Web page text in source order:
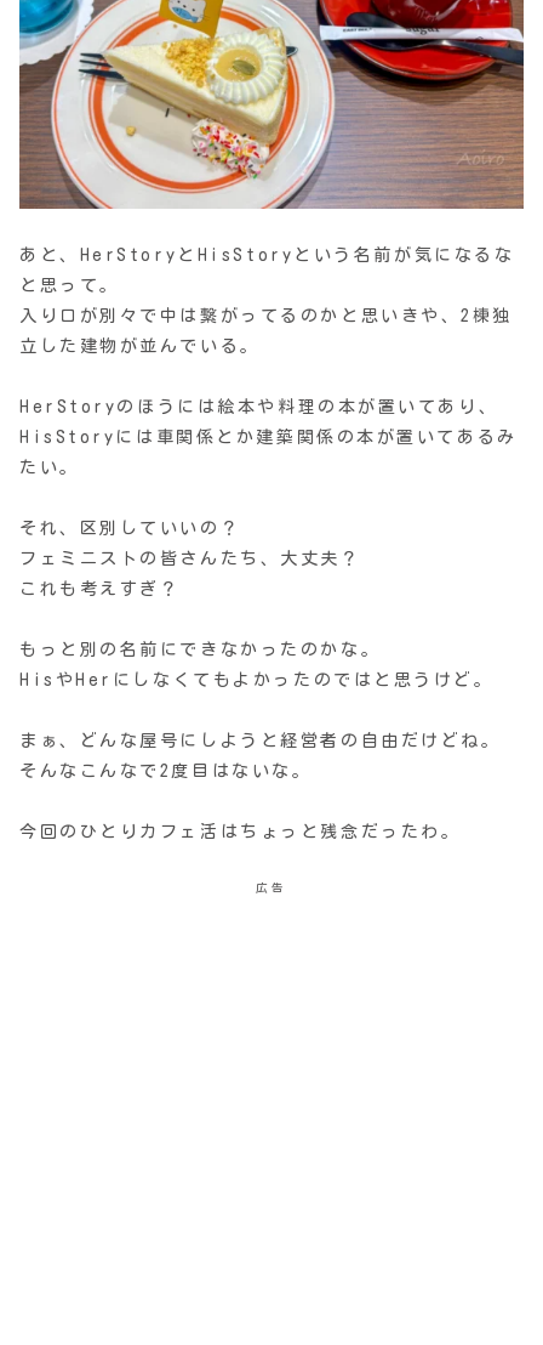
あと、HerStoryとHisStoryという名前が気になるな
と思って。
入り口が別々で中は繋がってるのかと思いきや、2棟独
立した建物が並んでいる。
HerStoryのほうには絵本や料理の本が置いてあり、
HisStoryには車関係とか建築関係の本が置いてあるみ
たい。
それ、区別していいの？
フェミニストの皆さんたち、大丈夫？
これも考えすぎ？
もっと別の名前にできなかったのかな。
HisやHerにしなくてもよかったのではと思うけど。
まぁ、どんな屋号にしようと経営者の自由だけどね。
そんなこんなで2度目はないな。
今回のひとりカフェ活はちょっと残念だったわ。
広告